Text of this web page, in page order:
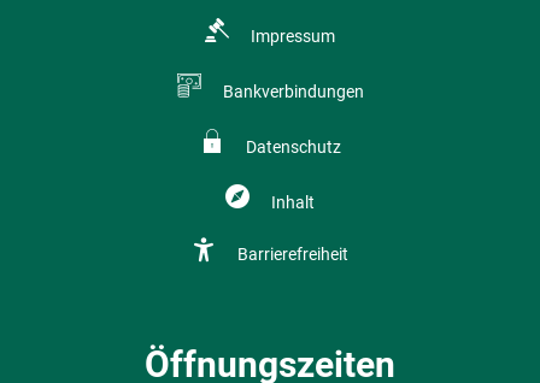
Impressum
Bankverbindungen
Datenschutz
Inhalt
Barrierefreiheit
Öffnungszeiten